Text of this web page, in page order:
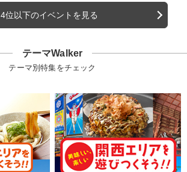
4位以下のイベントを見る
テーマWalker
テーマ別特集をチェック